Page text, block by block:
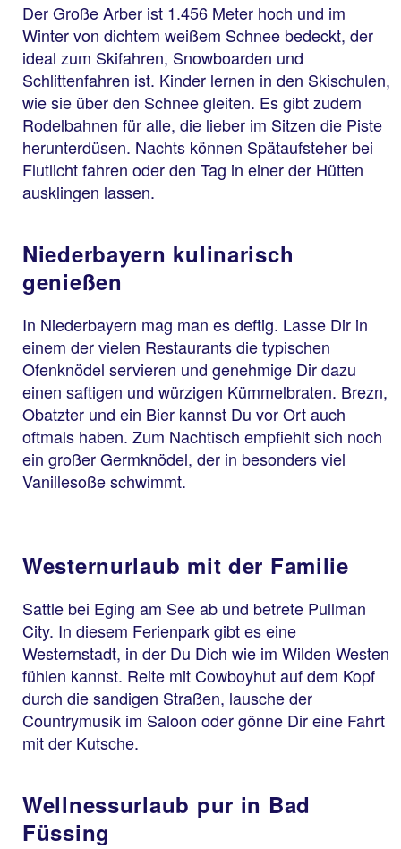
Der Große Arber ist 1.456 Meter hoch und im
Winter von dichtem weißem Schnee bedeckt, der
ideal zum Skifahren, Snowboarden und
Schlittenfahren ist. Kinder lernen in den Skischulen,
wie sie über den Schnee gleiten. Es gibt zudem
Rodelbahnen für alle, die lieber im Sitzen die Piste
herunterdüsen. Nachts können Spätaufsteher bei
Flutlicht fahren oder den Tag in einer der Hütten
ausklingen lassen.
Niederbayern kulinarisch
genießen
In Niederbayern mag man es deftig. Lasse Dir in
einem der vielen Restaurants die typischen
Ofenknödel servieren und genehmige Dir dazu
einen saftigen und würzigen Kümmelbraten. Brezn,
Obatzter und ein Bier kannst Du vor Ort auch
oftmals haben. Zum Nachtisch empfiehlt sich noch
ein großer Germknödel, der in besonders viel
Vanillesoße schwimmt.
Westernurlaub mit der Familie
Sattle bei Eging am See ab und betrete Pullman
City. In diesem Ferienpark gibt es eine
Westernstadt, in der Du Dich wie im Wilden Westen
fühlen kannst. Reite mit Cowboyhut auf dem Kopf
durch die sandigen Straßen, lausche der
Countrymusik im Saloon oder gönne Dir eine Fahrt
mit der Kutsche.
Wellnessurlaub pur in Bad
Füssing